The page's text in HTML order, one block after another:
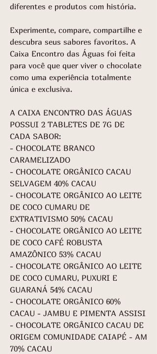
diferentes e produtos com história.
Experimente, compare, compartilhe e
descubra seus sabores favoritos. A
Caixa Encontro das Águas foi feita
para você que quer viver o chocolate
como uma experiência totalmente
única e exclusiva.
A CAIXA ENCONTRO DAS ÁGUAS
POSSUI 2 TABLETES DE 7G DE
CADA SABOR:
- CHOCOLATE BRANCO
CARAMELIZADO
- CHOCOLATE ORGÂNICO CACAU
SELVAGEM 40% CACAU
- CHOCOLATE ORGÂNICO AO LEITE
DE COCO CUMARU DE
EXTRATIVISMO 50% CACAU
- CHOCOLATE ORGÂNICO AO LEITE
DE COCO CAFÉ ROBUSTA
AMAZÔNICO 53% CACAU
- CHOCOLATE ORGÂNICO AO LEITE
DE COCO CUMARU, PUXURI E
GUARANÁ 54% CACAU
- CHOCOLATE ORGÂNICO 60%
CACAU - JAMBU E PIMENTA ASSISI
- CHOCOLATE ORGÂNICO CACAU DE
ORIGEM COMUNIDADE CAIAPÉ - AM
70% CACAU